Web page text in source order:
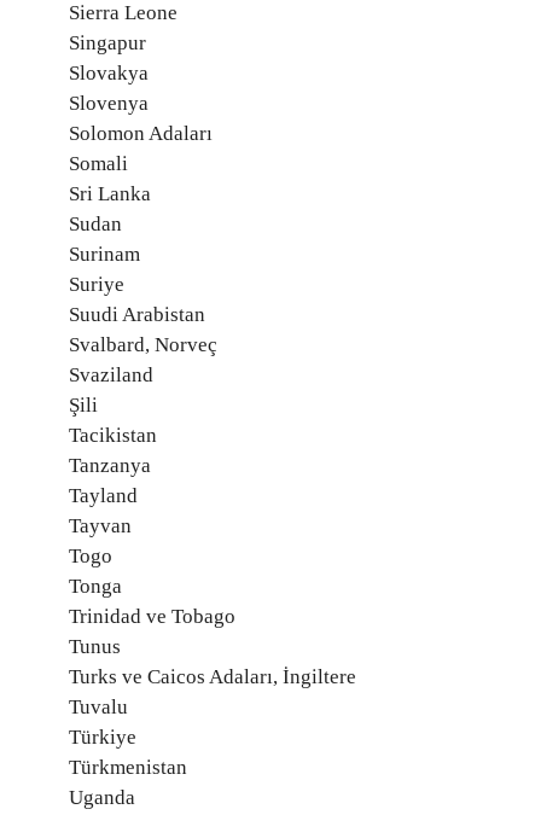
Sierra Leone
Singapur
Slovakya
Slovenya
Solomon Adaları
Somali
Sri Lanka
Sudan
Surinam
Suriye
Suudi Arabistan
Svalbard, Norveç
Svaziland
Şili
Tacikistan
Tanzanya
Tayland
Tayvan
Togo
Tonga
Trinidad ve Tobago
Tunus
Turks ve Caicos Adaları, İngiltere
Tuvalu
Türkiye
Türkmenistan
Uganda